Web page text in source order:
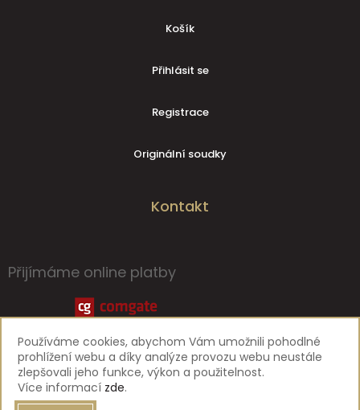
Používáme cookies, abychom Vám umožnili pohodlné
prohlížení webu a díky analýze provozu webu neustále
zlepšovali jeho funkce, výkon a použitelnost.
Více informací zde.
Košík
Přihlásit se
Registrace
Originální soudky
Kontakt
Přijímáme online platby